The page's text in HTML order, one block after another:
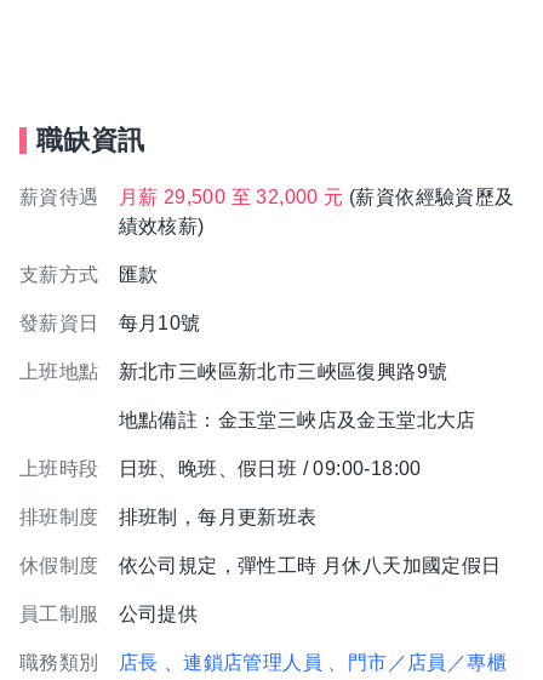
職缺資訊
薪資待遇 月薪 29,500 至 32,000 元 (薪資依經驗資歷及
績效核薪)
支薪方式 匯款
發薪資日 每月10號
上班地點 新北市三峽區新北市三峽區復興路9號
地點備註：金玉堂三峽店及金玉堂北大店
上班時段 日班、晚班、假日班 / 09:00-18:00
排班制度 排班制，每月更新班表
休假制度 依公司規定，彈性工時 月休八天加國定假日
員工制服 公司提供
職務類別 店長 、連鎖店管理人員
、門市／店員／專櫃